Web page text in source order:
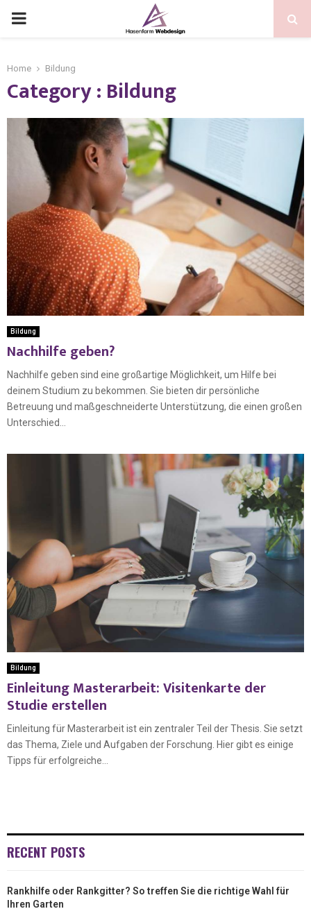
Home Bildung
Category : Bildung
Bildung
Nachhilfe geben?
Nachhilfe geben sind eine großartige Möglichkeit, um Hilfe bei
deinem Studium zu bekommen. Sie bieten dir persönliche
Betreuung und maßgeschneiderte Unterstützung, die einen großen
Unterschied...
Bildung
Einleitung Masterarbeit: Visitenkarte der
Studie erstellen
Einleitung für Masterarbeit ist ein zentraler Teil der Thesis. Sie setzt
das Thema, Ziele und Aufgaben der Forschung. Hier gibt es einige
Tipps für erfolgreiche...
RECENT POSTS
Rankhilfe oder Rankgitter? So treffen Sie die richtige Wahl für
Ihren Garten